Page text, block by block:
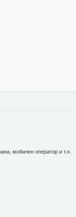
мобилен оператор и т.н.